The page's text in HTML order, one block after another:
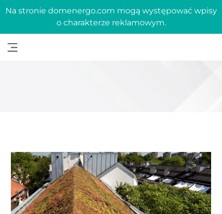
Na stronie domenergo.com mogą występować wpisy
o charakterze reklamowym.